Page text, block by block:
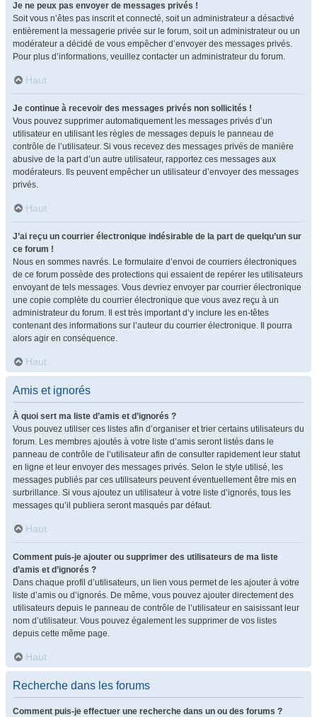
Je ne peux pas envoyer de messages privés !
Soit vous n’êtes pas inscrit et connecté, soit un administrateur a désactivé
entièrement la messagerie privée sur le forum, soit un administrateur ou un
modérateur a décidé de vous empêcher d’envoyer des messages privés.
Pour plus d’informations, veuillez contacter un administrateur du forum.
Haut
Je continue à recevoir des messages privés non sollicités !
Vous pouvez supprimer automatiquement les messages privés d’un
utilisateur en utilisant les règles de messages depuis le panneau de
contrôle de l’utilisateur. Si vous recevez des messages privés de manière
abusive de la part d’un autre utilisateur, rapportez ces messages aux
modérateurs. Ils peuvent empêcher un utilisateur d’envoyer des messages
privés.
Haut
J’ai reçu un courrier électronique indésirable de la part de quelqu’un sur
ce forum !
Nous en sommes navrés. Le formulaire d’envoi de courriers électroniques
de ce forum possède des protections qui essaient de repérer les utilisateurs
envoyant de tels messages. Vous devriez envoyer par courrier électronique
une copie complète du courrier électronique que vous avez reçu à un
administrateur du forum. Il est très important d’y inclure les en-têtes
contenant des informations sur l’auteur du courrier électronique. Il pourra
alors agir en conséquence.
Haut
Amis et ignorés
À quoi sert ma liste d’amis et d’ignorés ?
Vous pouvez utiliser ces listes afin d’organiser et trier certains utilisateurs du
forum. Les membres ajoutés à votre liste d’amis seront listés dans le
panneau de contrôle de l’utilisateur afin de consulter rapidement leur statut
en ligne et leur envoyer des messages privés. Selon le style utilisé, les
messages publiés par ces utilisateurs peuvent éventuellement être mis en
surbrillance. Si vous ajoutez un utilisateur à votre liste d’ignorés, tous les
messages qu’il publiera seront masqués par défaut.
Haut
Comment puis-je ajouter ou supprimer des utilisateurs de ma liste
d’amis et d’ignorés ?
Dans chaque profil d’utilisateurs, un lien vous permet de les ajouter à votre
liste d’amis ou d’ignorés. De même, vous pouvez ajouter directement des
utilisateurs depuis le panneau de contrôle de l’utilisateur en saisissant leur
nom d’utilisateur. Vous pouvez également les supprimer de vos listes
depuis cette même page.
Haut
Recherche dans les forums
Comment puis-je effectuer une recherche dans un ou des forums ?